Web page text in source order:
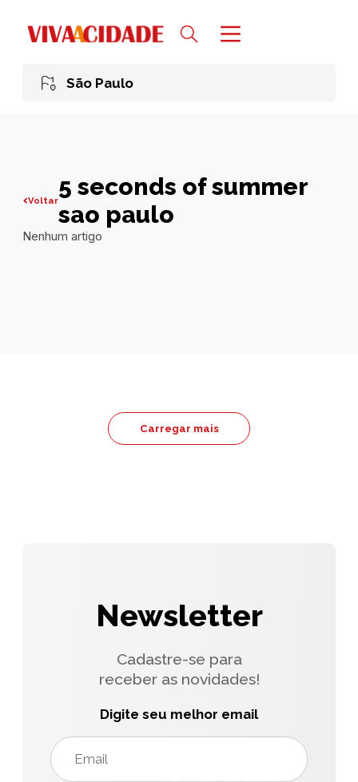
São Paulo
Voltar5 seconds of summer
sao paulo
Nenhum artigo
Carregar mais
Newsletter
Cadastre-se para
receber as novidades!
Digite seu melhor email